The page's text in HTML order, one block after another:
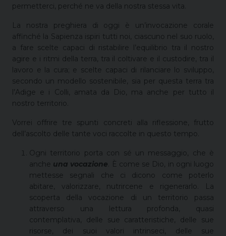
permetterci, perché ne va della nostra stessa vita.
La nostra preghiera di oggi è un’invocazione corale
affinché la Sapienza ispiri tutti noi, ciascuno nel suo ruolo,
a fare scelte capaci di ristabilire l’equilibrio tra il nostro
agire e i ritmi della terra, tra il coltivare e il custodire, tra il
lavoro e la cura; e scelte capaci di rilanciare lo sviluppo,
secondo un modello sostenibile, sia per questa terra tra
l’Adige e i Colli, amata da Dio, ma anche per tutto il
nostro territorio.
Vorrei offrire tre spunti concreti alla riflessione, frutto
dell’ascolto delle tante voci raccolte in questo tempo.
Ogni territorio porta con sé un messaggio, che è
anche una vocazione . È come se Dio, in ogni luogo
mettesse segnali che ci dicono come poterlo
abitare, valorizzare, nutrircene e rigenerarlo. La
scoperta della vocazione di un territorio passa
attraverso una lettura profonda, quasi
contemplativa, delle sue caratteristiche, delle sue
risorse, dei suoi valori intrinseci, delle sue